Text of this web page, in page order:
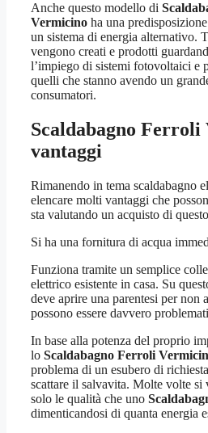
Anche questo modello di
Vermicino ha una
un sistema di energia alternativo.
vengono creati e prodotti
l’impiego di sistemi fotovoltaici e
quelli che stanno avendo un
consumatori.
Scaldabagno Ferroli
vantaggi
Rimanendo in tema scaldabagno
elencare molti vantaggi che
sta valutando un acquisto di
Si ha una fornitura di acqua
Funziona tramite un semplice
elettrico esistente in casa. Su
deve aprire una parentesi per non
possono essere davvero
In base alla potenza del proprio
lo Scaldabagno Ferroli
problema di un esubero di
scattare il salvavita. Molte volte si
solo le qualità che uno
dimenticandosi di quanta energia